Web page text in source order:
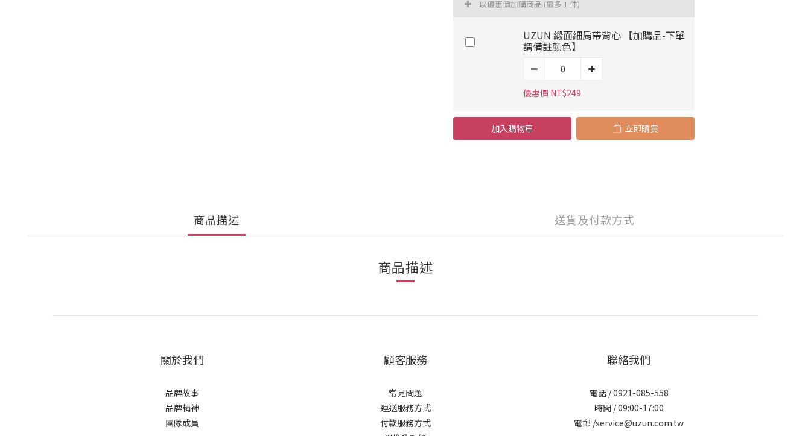
以優惠價加購商品 (最多 1 件)
UZUN 緞面細肩帶背心 【加購品-下單
請備註顏色】
優惠價 NT$249
加入購物車 立即購買
商品描述 送貨及付款方式
商品描述
關於我們
品牌故事
品牌精神
團隊成員
顧客服務
常見問題
運送服務方式
付款服務方式
聯絡我們
電話 / 0921-085-558
時間 / 09:00-17:00
電郵 /service@uzun.com.tw